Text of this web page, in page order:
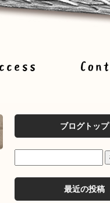
ブログトップ
最近の投稿